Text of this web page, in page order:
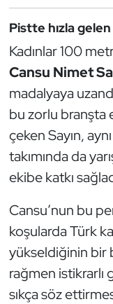
Pistte hızla gelen
Kadınlar 100
Cansu Nimet
madalyaya
bu zorlu branşta
çeken Sayın,
takımında da
ekibe katkı
Cansu’nun bu
koşularda Türk
yükseldiğinin bir
rağmen istikrarlı
sıkça söz
Motor
Muay Thai
Okçuluk
Optimist
Oryantiring
Özel
Paralimpik
Ragbi
Satranç